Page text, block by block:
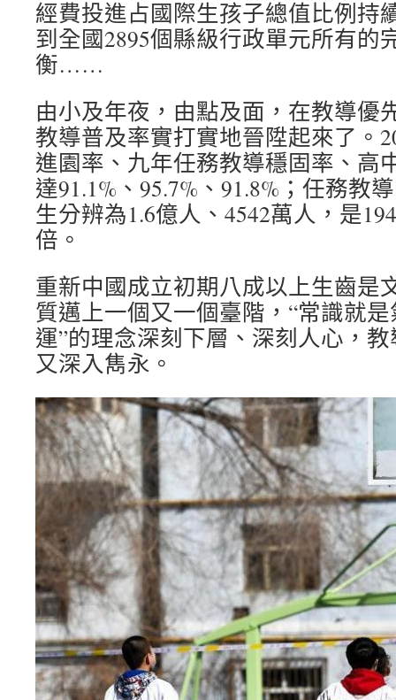
經費投進占國際生孩子總值比例持
到全國2895個縣級行政單元所有的
衡……
由小及年夜，由點及面，在教導優
教導普及率實打實地晉陞起來了。
進園率、九年任務教導穩固率、高
達91.1%、95.7%、91.8%；任務教
生分辨為1.6億人、4542萬人，是
倍。
重新中國成立初期八成以上生齒是
質邁上一個又一個臺階，“常識就
運”的理念深刻下層、深刻人心，
又深入雋永。